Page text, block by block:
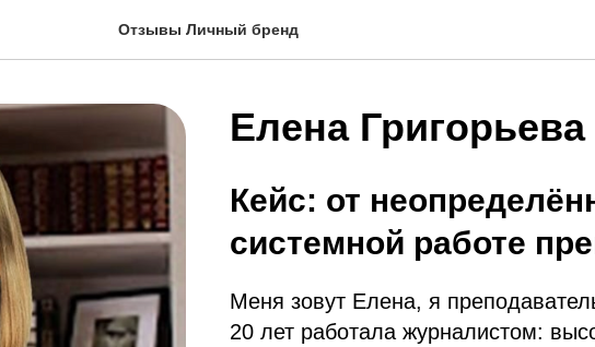
Отзывы Личный бренд
Елена Григорьева
Кейс: от
системной работе
Меня зовут Елена, я
20 лет работала журналистом: